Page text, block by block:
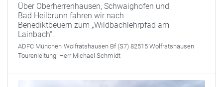
Über Oberherrenhausen, Schwaighofen und
Bad Heilbrunn fahren wir nach
Benediktbeuern zum „Wildbachlehrpfad am
Lainbach“.
ADFC München Wolfratshausen Bf (S7) 82515 Wolfratshausen
Tourenleitung: Herr Michael Schmidt